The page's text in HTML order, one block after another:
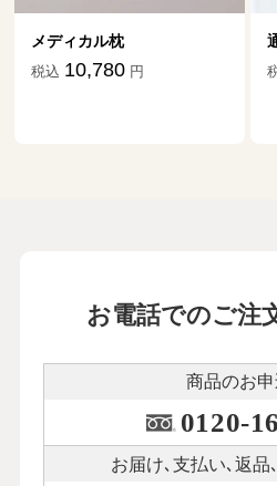
メディカル枕
税込 10,780 円
お電話でのご注
商品のお
0120-
お届け､支払い､ 返品